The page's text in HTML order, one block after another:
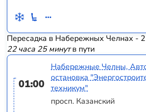
Пересадка в Набережных Челнах - 2
22 часа 25 минутв пути
01:00
Набережные Челны,
остановка
техникум"
просп. Казанский